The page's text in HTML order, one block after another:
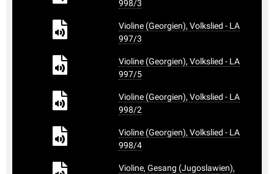
998/3
Violine (Georgien), Volkslied - LA
997/3
Violine (Georgien), Volkslied - LA
997/5
Violine (Georgien), Volkslied - LA
998/2
Violine (Georgien), Volkslied - LA
998/4
Violine, Gesang (Jugoslawien),